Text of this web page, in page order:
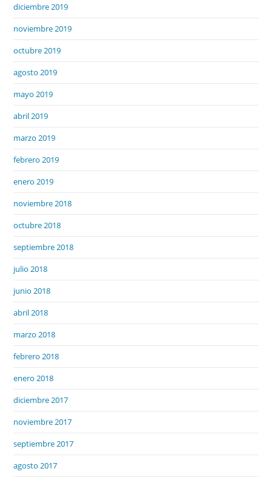
diciembre 2019
noviembre 2019
octubre 2019
agosto 2019
mayo 2019
abril 2019
marzo 2019
febrero 2019
enero 2019
noviembre 2018
octubre 2018
septiembre 2018
julio 2018
junio 2018
abril 2018
marzo 2018
febrero 2018
enero 2018
diciembre 2017
noviembre 2017
septiembre 2017
agosto 2017